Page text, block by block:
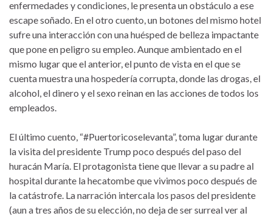
enfermedades y condiciones, le presenta un obstáculo a ese
escape soñado. En el otro cuento, un botones del mismo hotel
sufre una interacción con una huésped de belleza impactante
que pone en peligro su empleo. Aunque ambientado en el
mismo lugar que el anterior, el punto de vista en el que se
cuenta muestra una hospedería corrupta, donde las drogas, el
alcohol, el dinero y el sexo reinan en las acciones de todos los
empleados.
El último cuento, “#Puertoricoselevanta”, toma lugar durante
la visita del presidente Trump poco después del paso del
huracán María. El protagonista tiene que llevar a su padre al
hospital durante la hecatombe que vivimos poco después de
la catástrofe. La narración intercala los pasos del presidente
(aun a tres años de su elección, no deja de ser surreal ver al